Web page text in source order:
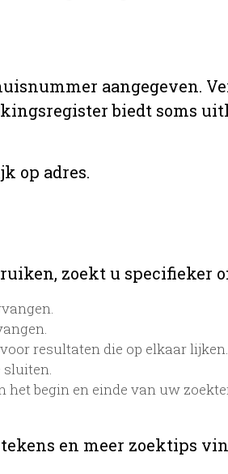
aangegeven.
biedt soms
op adres.
zoekt u specifieker
resultaten die op elkaar lijken.
het begin en einde van uw
en meer zoektips